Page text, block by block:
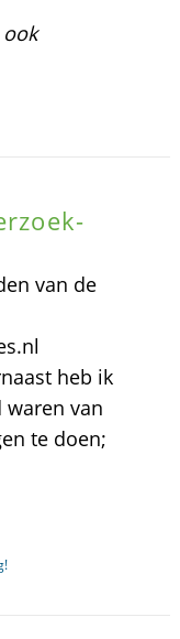
van de
heb ik
van
te doen;